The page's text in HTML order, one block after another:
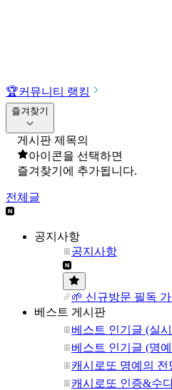
🏆커뮤니티 랭킹
즐겨찾기
게시판 제목의
아이콘을 선택하면
즐겨찾기에 추가됩니다.
전체글
공지사항
공지사항
🌱 신규방문 필독
베스트 게시판
베스트 인기글 (실
베스트 인기글 (명
캐시로또 명예의 전
캐시로또 인증&수